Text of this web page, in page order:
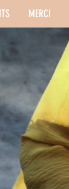
MERCI